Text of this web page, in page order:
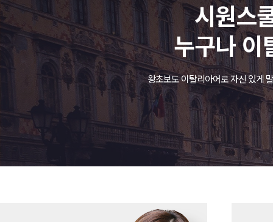
아
어
시원스
누구나 이
왕초보도 이탈리아어로 자신 있게